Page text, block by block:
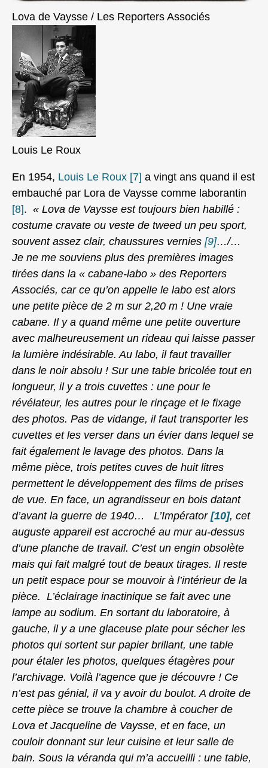
Lova de Vaysse / Les Reporters Associés
Louis Le Roux
En 1954, Louis Le Roux [7] a vingt ans quand il est
embauché par Lora de Vaysse comme laborantin
[8]. « Lova de Vaysse est toujours bien habillé :
costume cravate ou veste de tweed un peu sport,
souvent assez clair, chaussures vernies [9]…/…
Je ne me souviens plus des premières images
tirées dans la « cabane-labo » des Reporters
Associés, car ce qu’on appelle le labo est alors
une petite pièce de 2 m sur 2,20 m ! Une vraie
cabane. Il y a quand même une petite ouverture
avec malheureusement un rideau qui laisse passer
la lumière indésirable. Au labo, il faut travailler
dans le noir absolu ! Sur une table bricolée tout en
longueur, il y a trois cuvettes : une pour le
révélateur, les autres pour le rinçage et le fixage
des photos. Pas de vidange, il faut transporter les
cuvettes et les verser dans un évier dans lequel se
fait également le lavage des photos. Dans la
même pièce, trois petites cuves de huit litres
permettent le développement des films de prises
de vue. En face, un agrandisseur en bois datant
d’avant la guerre de 1940… L’Impérator [10], cet
auguste appareil est accroché au mur au-dessus
d’une planche de travail. C’est un engin obsolète
mais qui fait malgré tout de beaux tirages. Il reste
un petit espace pour se mouvoir à l’intérieur de la
pièce. L’éclairage inactinique se fait avec une
lampe au sodium. En sortant du laboratoire, à
gauche, il y a une glaceuse plate pour sécher les
photos qui sortent sur papier brillant, une table
pour étaler les photos, quelques étagères pour
l’archivage. Voilà l’agence que je découvre ! Ce
n’est pas génial, il va y avoir du boulot. A droite de
cette pièce se trouve la chambre à coucher de
Lova et Jacqueline de Vaysse, et en face, un
couloir donnant sur leur cuisine et leur salle de
bain. Sous la véranda qui m’a accueilli : une table,